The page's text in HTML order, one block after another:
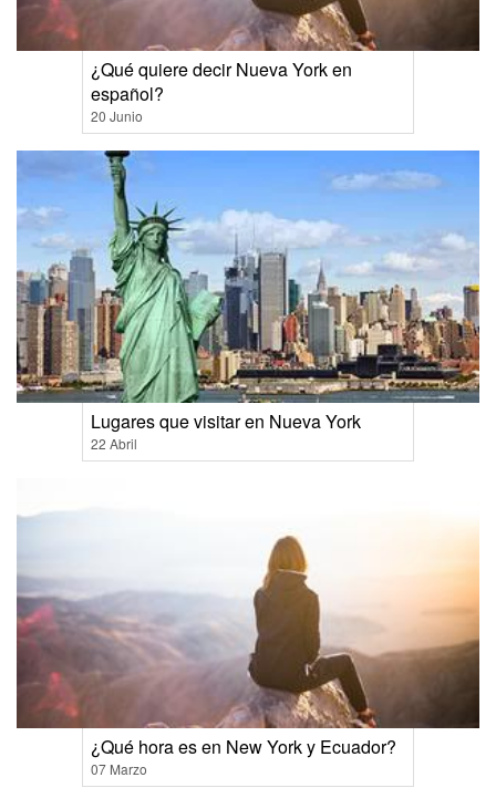
¿Qué quiere decir Nueva York en
español?
20 Junio
Lugares que visitar en Nueva York
22 Abril
¿Qué hora es en New York y Ecuador?
07 Marzo